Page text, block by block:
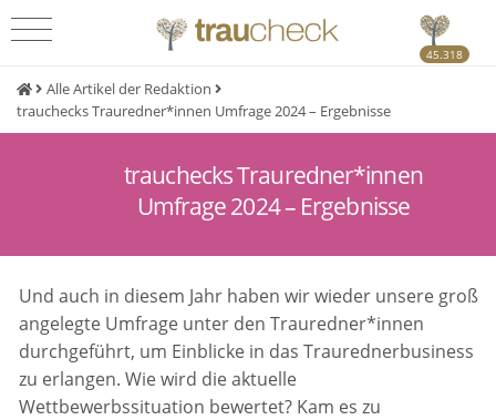
45.318
Alle Artikel der Redaktion
trauchecks Trauredner*innen Umfrage 2024 – Ergebnisse
trauchecks Trauredner*innen
Umfrage 2024 – Ergebnisse
Und auch in diesem Jahr haben wir wieder unsere groß
angelegte Umfrage unter den Trauredner*innen
durchgeführt, um Einblicke in das Traurednerbusiness
zu erlangen. Wie wird die aktuelle
Wettbewerbssituation bewertet? Kam es zu